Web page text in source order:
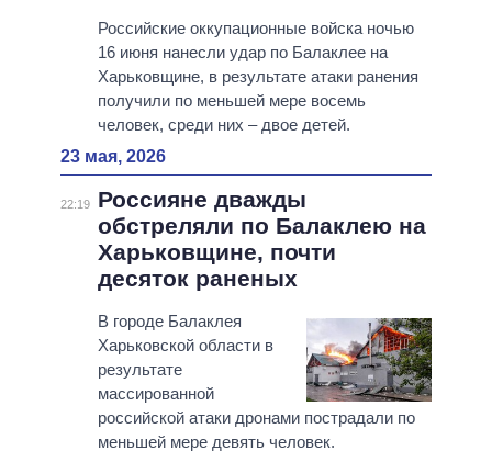
Российские оккупационные войска ночью
16 июня нанесли удар по Балаклее на
Харьковщине, в результате атаки ранения
получили по меньшей мере восемь
человек, среди них – двое детей.
23 мая, 2026
22:19
Россияне дважды
обстреляли по Балаклею на
Харьковщине, почти
десяток раненых
В городе Балаклея
Харьковской области в
результате
массированной
российской атаки дронами пострадали по
меньшей мере девять человек.